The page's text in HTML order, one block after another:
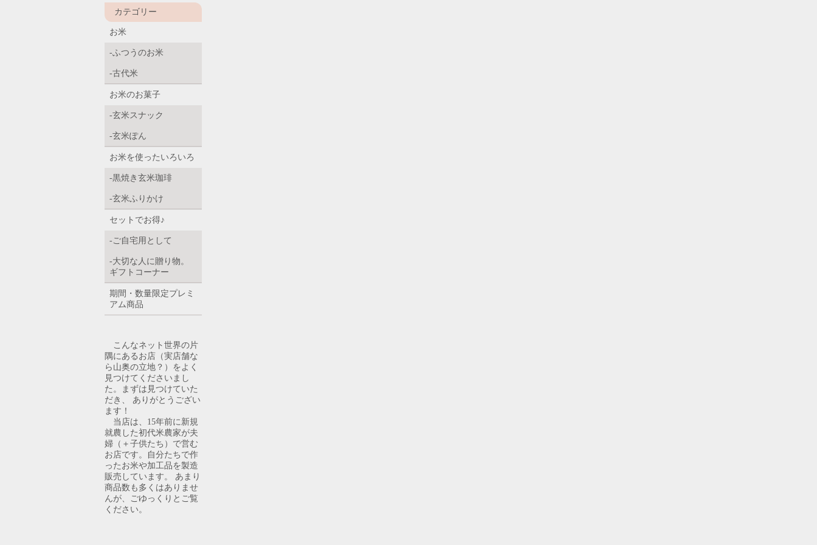
カテゴリー
お米
ふつうのお米
古代米
お米のお菓子
玄米スナック
玄米ぽん
お米を使ったいろいろ
黒焼き玄米珈琲
玄米ふりかけ
セットでお得♪
ご自宅用として
大切な人に贈り物。
ギフトコーナー
期間・数量限定プレミ
アム商品
こんなネット世界の片
隅にあるお店（実店舗な
ら山奥の立地？）をよく
見つけてくださいまし
た。まずは見つけていた
だき、 ありがとうござい
ます！
当店は、15年前に新規
就農した初代米農家が夫
婦（＋子供たち）で営む
お店です。自分たちで作
ったお米や加工品を製造
販売しています。 あまり
商品数も多くはありませ
んが、ごゆっくりとご覧
ください。